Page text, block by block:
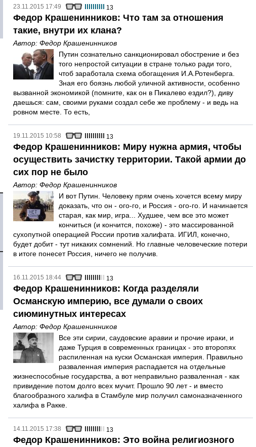
23.11.2015 17:49 13
Федор Крашенинников: Что там за отношения
такие, внутри их клана?
Автор: Федор Крашенинников
Путин сознательно санкционировал обострение и без
того непростой ситуации в стране только ради того,
чтоб заработала схема обогащения И.А.Ротенберга.
Зная его боязнь любой уличной активности, особенно
вызванной экономикой (помните, как он в Пикалево ездил?), диву
даешься: сам, своими руками создал себе же проблему - и ведь на
ровном месте. То есть,
19.11.2015 10:58 13
Федор Крашенинников: Миру нужна армия, чтобы
осуществить зачистку территории. Такой армии до
сих пор не было
Автор: Федор Крашенинников
И вот Путин. Человеку прям очень хочется всему миру
доказать, что он - ого-го, и Россия - ого-го. И начинается
старая, как мир, игра... Худшее, чем все это может
кончиться (и кончится, похоже) - это массированной
сухопутной операцией России против халифата. ИГИЛ, конечно,
будет добит - тут никаких сомнений. Но главные человеческие потери
в итоге понесет Россия, ничего не получив.
16.11.2015 18:44 13
Федор Крашенинников: Когда разделяли
Османскую империю, все думали о своих
сиюминутных интересах
Автор: Федор Крашенинников
Все эти сирии, саудовские аравии и прочие ираки, и
даже Турция в современных границах - это второпях
распиленная на куски Османская империя. Правильно
разваленная империя распадается на отдельные
жизнеспособные государства, а вот неправильно разваленная - как
привидение потом долго всех мучит. Прошло 90 лет - и вместо
благообразного халифа в Стамбуле мир получил самоназначенного
халифа в Ракке.
14.11.2015 17:38 13
Федор Крашенинников: Это война религиозного